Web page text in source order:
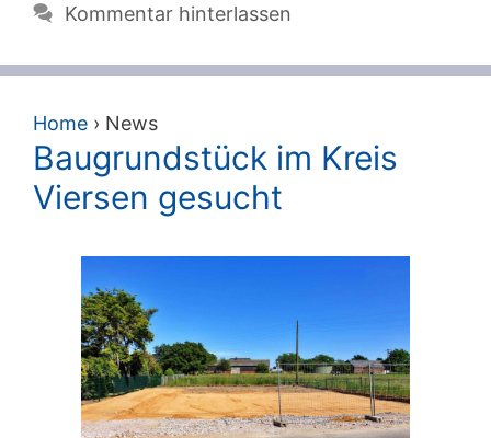
Kommentar hinterlassen
Home › News
Baugrundstück im Kreis
Viersen gesucht